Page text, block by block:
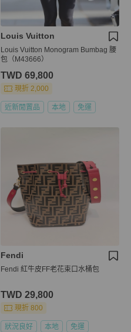
Louis Vuitton
Louis Vuitton Monogram Bumbag 腰
包（M43666）
TWD 69,800
現折 2,000
近新閒置品 本地 免運
Fendi
Fendi 紅牛皮FF老花束口水桶包
TWD 29,800
現折 800
狀況良好 本地 免運